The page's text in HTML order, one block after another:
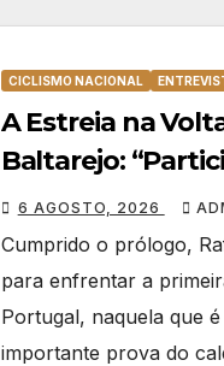
CICLISMO NACIONAL
A Estreia na
Baltarejo:
Portugal é o
ciclista”
6 AGOSTO, 2026
Cumprido o prólogo,
para enfrentar a
Portugal, naquela que
importante prova do